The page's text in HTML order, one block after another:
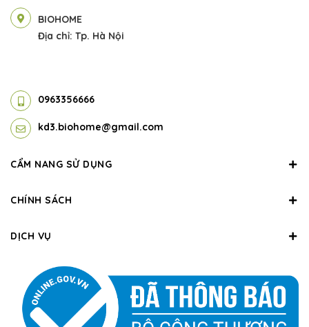
BIOHOME
Địa chỉ: Tp. Hà Nội
0963356666
kd3.biohome@gmail.com
CẨM NANG SỬ DỤNG
CHÍNH SÁCH
DỊCH VỤ